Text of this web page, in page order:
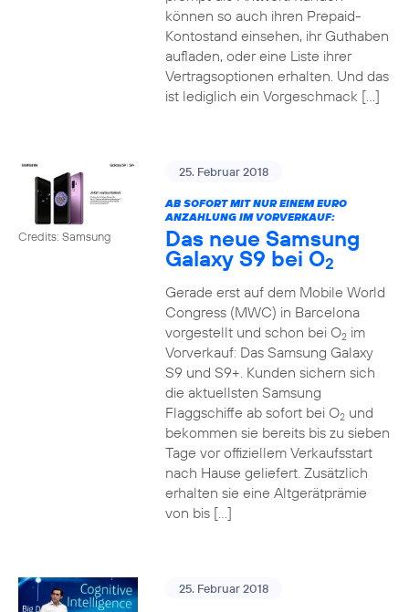
können so auch ihren Prepaid-
Kontostand einsehen, ihr Guthaben
aufladen, oder eine Liste ihrer
Vertragsoptionen erhalten. Und das
ist lediglich ein Vorgeschmack […]
Credits: Samsung
25. Februar 2018
AB SOFORT MIT NUR EINEM EURO
ANZAHLUNG IM VORVERKAUF:
Das neue Samsung
Galaxy S9 bei O2
Gerade erst auf dem Mobile World
Congress (MWC) in Barcelona
vorgestellt und schon bei O2im
Vorverkauf: Das Samsung Galaxy
S9 und S9+. Kunden sichern sich
die aktuellsten Samsung
Flaggschiffe ab sofort bei O2und
bekommen sie bereits bis zu sieben
Tage vor offiziellem Verkaufsstart
nach Hause geliefert. Zusätzlich
erhalten sie eine Altgerätprämie
von bis […]
25. Februar 2018